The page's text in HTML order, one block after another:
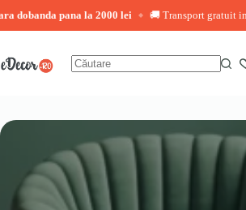
pana la 2000 lei ◆ 🚚 Transport gratuit in
conținut